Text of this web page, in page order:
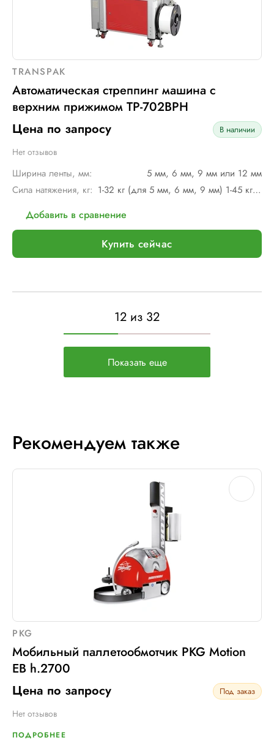
TRANSPAK
Автоматическая стреппинг машина с
верхним прижимом TP-702BPH
Цена по запросу
В наличии
Нет отзывов
Ширина ленты, мм:
5 мм, 6 мм, 9 мм или 12 мм
Сила натяжения, кг:
1-32 кг (для 5 мм, 6 мм, 9 мм) 1-45 кг (для 12 мм)
Добавить в сравнение
Купить сейчас
12 из 32
Показать еще
Рекомендуем также
PKG
Мобильный паллетообмотчик PKG Motion
EB h.2700
Цена по запросу
Под заказ
Нет отзывов
ПОДРОБНЕЕ